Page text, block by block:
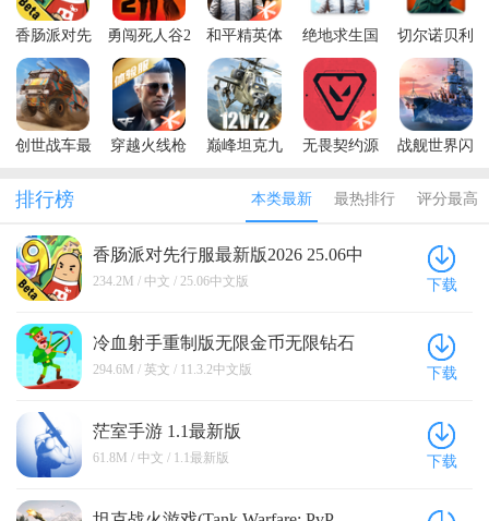
人都是“跳弹（炮弹被弹开）”，对别人几乎没有造成
什么伤害，反倒是被别人一炮轰死了。 ◆总结：游戏
整体比较不错，玩法比较丰富，游戏内容也具有较高
的变化，玩久了也不会觉得很枯燥。但游戏画面制作
比较一般，并且调高画质后手机发烫问题可能导致游
戏帧率下降。另外游戏具有较高上手难度，刚开始时
玩着没什么意思，感觉纯被虐，但掌握游戏玩法后玩
程，让玩家对游戏更快上手。
香肠派对先
行服最新版
2026
勇闯死人谷2
内置mod修
改器新版本
和平精英体
验服最新版
本2026
绝地求生国
际服体验服
最新版
(BETA
PUBG
MOBILE)
切尔诺贝利
大逃亡游戏
中文版
创世战车最
穿越火线枪
巅峰坦克九
无畏契约源
正版
战舰世界闪
排行榜 本类最新 最热排行 评分最高
香肠派对先行服最新版2026 25.06中
文版
234.2M / 中文 / 25.06中文版 下载
冷血射手重制版无限金币无限钻石
最新版(Bowmasters) 11.3.2中文版
294.6M / 英文 / 11.3.2中文版 下载
茫室手游 1.1最新版
61.8M / 中文 / 1.1最新版 下载